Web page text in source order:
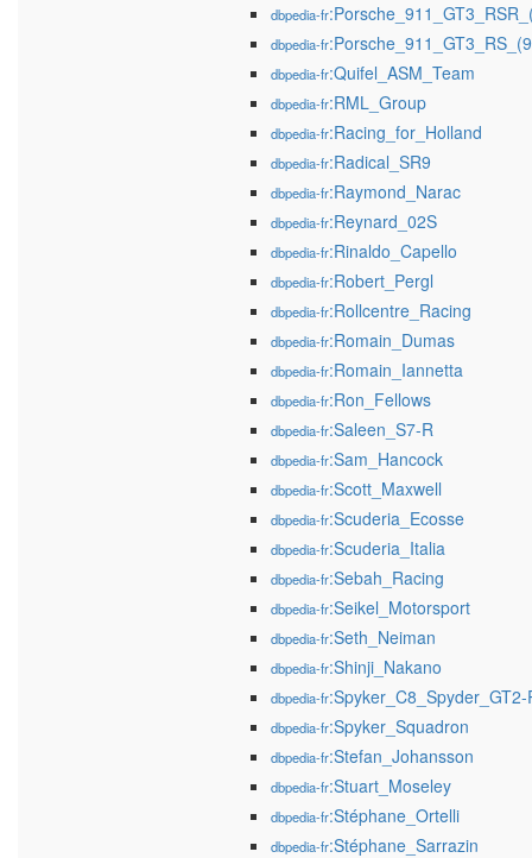
dbpedia-fr
dbpedia-fr
dbpedia-fr:Quifel_ASM_Team
dbpedia-fr:RML_Group
dbpedia-fr:Racing_for_Holland
dbpedia-fr:Radical_SR9
dbpedia-fr:Raymond_Narac
dbpedia-fr:Reynard_02S
dbpedia-fr:Rinaldo_Capello
dbpedia-fr:Robert_Pergl
dbpedia-fr:Rollcentre_Racing
dbpedia-fr:Romain_Dumas
dbpedia-fr:Romain_Iannetta
dbpedia-fr:Ron_Fellows
dbpedia-fr:Saleen_S7-R
dbpedia-fr:Sam_Hancock
dbpedia-fr:Scott_Maxwell
dbpedia-fr:Scuderia_Ecosse
dbpedia-fr:Scuderia_Italia
dbpedia-fr:Sebah_Racing
dbpedia-fr:Seikel_Motorsport
dbpedia-fr:Seth_Neiman
dbpedia-fr:Shinji_Nakano
dbpedia-fr:Spyker_C8_Spyder_GT2-
dbpedia-fr:Spyker_Squadron
dbpedia-fr:Stefan_Johansson
dbpedia-fr:Stuart_Moseley
dbpedia-fr:Stéphane_Ortelli
dbpedia-fr:Stéphane_Sarrazin